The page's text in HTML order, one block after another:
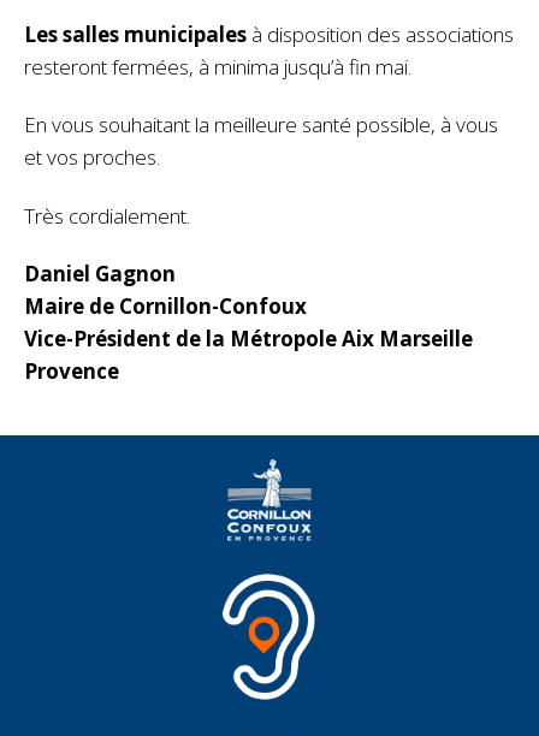
Les salles municipales à disposition des associations
resteront fermées, à minima jusqu’à fin mai.
En vous souhaitant la meilleure santé possible, à vous
et vos proches.
Très cordialement.
Daniel Gagnon
Maire de Cornillon-Confoux
Vice-Président de la Métropole Aix Marseille
Provence